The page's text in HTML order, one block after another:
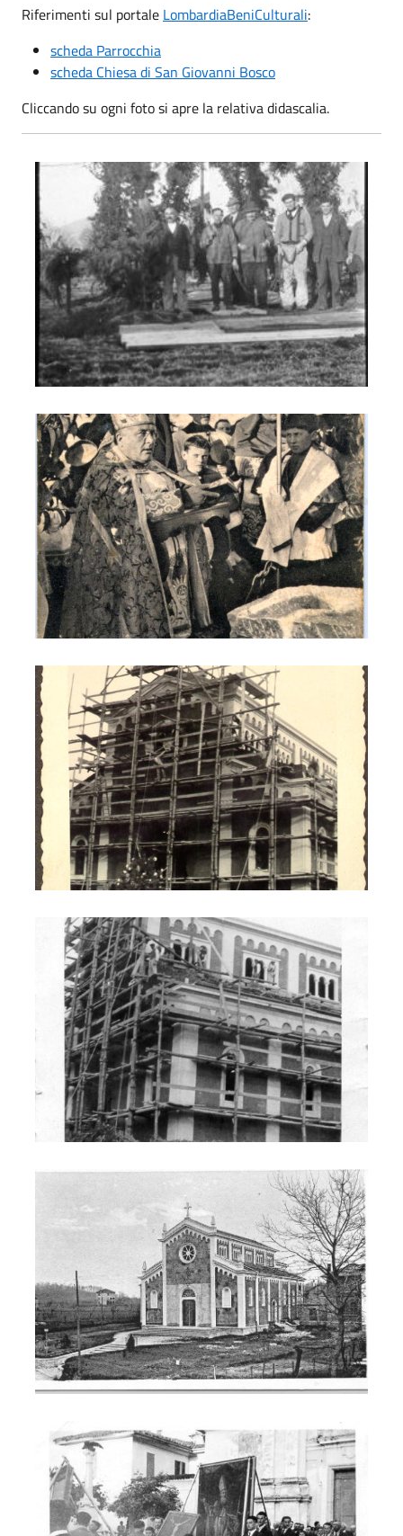
Riferimenti sul portale LombardiaBeniCulturali:
scheda Parrocchia
scheda Chiesa di San Giovanni Bosco
Cliccando su ogni foto si apre la relativa didascalia.
Costruzione della Chiesa nuova
Costruzione della Chiesa nuova
Costruzione della Chiesa nuova
Costruzione della Chiesa nuova
Chiesa nuova
Trasporto delle sacre immagini dalla Chiesa vecchia a